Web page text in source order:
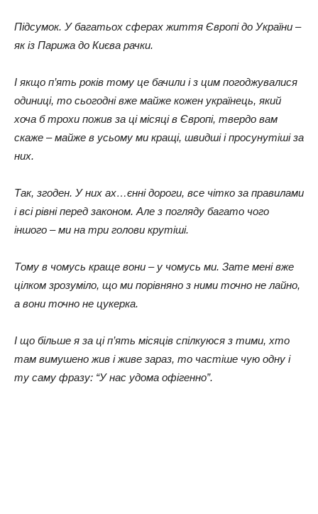
Підсумок. У багатьох сферах життя Європі до України –
як із Парижа до Києва рачки.
І якщо п’ять років тому це бачили і з цим погоджувалися
одиниці, то сьогодні вже майже кожен українець, який
хоча б трохи пожив за ці місяці в Європі, твердо вам
скаже – майже в усьому ми кращі, швидші і просунутіші за
них.
Так, згоден. У них ах…єнні дороги, все чітко за правилами
і всі рівні перед законом. Але з погляду багато чого
іншого – ми на три голови крутіші.
Тому в чомусь краще вони – у чомусь ми. Зате мені вже
цілком зрозуміло, що ми порівняно з ними точно не лайно,
а вони точно не цукерка.
І що більше я за ці п’ять місяців спілкуюся з тими, хто
там вимушено жив і живе зараз, то частіше чую одну і
ту саму фразу: “У нас удома офігенно”.